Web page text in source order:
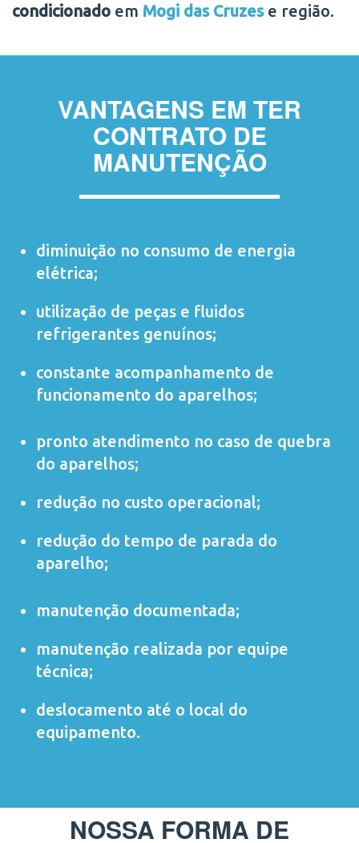
condicionado em Mogi das Cruzese região.
VANTAGENS EM TER
CONTRATO DE
MANUTENÇÃO
diminuição no consumo de energia
elétrica;
utilização de peças e fluidos
refrigerantes genuínos;
constante acompanhamento de
funcionamento do aparelhos;
pronto atendimento no caso de quebra
do aparelhos;
redução no custo operacional;
redução do tempo de parada do
aparelho;
manutenção documentada;
manutenção realizada por equipe
técnica;
deslocamento até o local do
equipamento.
NOSSA FORMA DE